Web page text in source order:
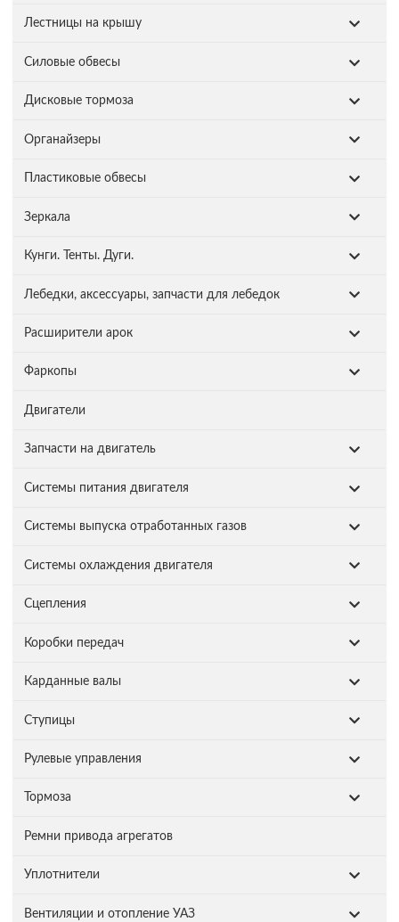
Лестницы на крышу
Силовые обвесы
Дисковые тормоза
Органайзеры
Пластиковые обвесы
Зеркала
Кунги. Тенты. Дуги.
Лебедки, аксессуары, запчасти для лебедок
Расширители арок
Фаркопы
Двигатели
Запчасти на двигатель
Системы питания двигателя
Системы выпуска отработанных газов
Системы охлаждения двигателя
Сцепления
Коробки передач
Карданные валы
Ступицы
Рулевые управления
Тормоза
Ремни привода агрегатов
Уплотнители
Вентиляции и отопление УАЗ